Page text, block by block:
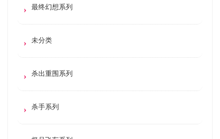
最终幻想系列
未分类
杀出重围系列
杀手系列